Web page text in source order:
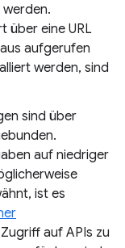
über eine URL
aufgerufen
werden, sind
sind über
auf niedriger
ist es
auf APIs zu